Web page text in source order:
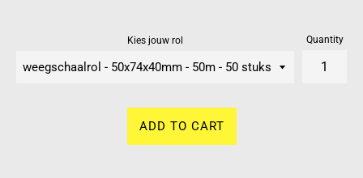
Kies jouw rol Quantity
ADD TO CART